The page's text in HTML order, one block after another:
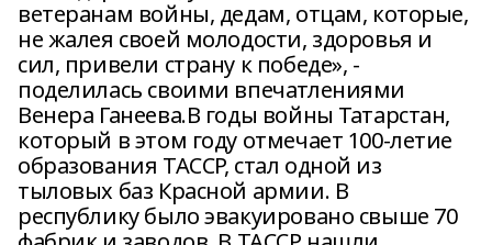
ветеранам войны, дедам, отцам, которые,
не жалея своей молодости, здоровья и
сил, привели страну к победе», -
поделилась своими впечатлениями
Венера Ганеева.В годы войны Татарстан,
который в этом году отмечает 100-летие
образования ТАССР, стал одной из
тыловых баз Красной армии. В
республику было эвакуировано свыше 70